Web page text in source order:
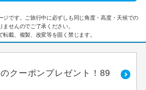
です。ご旅行中に必ずしも同じ角度・高度・天候での
せんのでご了承ください。
載、複製、改変等を固く禁じます。
クーポンプレゼント！89